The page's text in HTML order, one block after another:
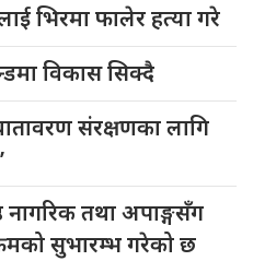
भिरमा फालेर हत्या गरे
विकास सिक्दै
संरक्षणका लागि
नागरिक तथा अपाङ्गसँग
सुभारम्भ गरेको छ